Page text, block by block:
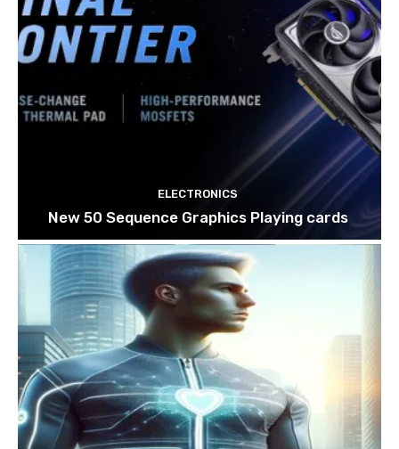
ELECTRONICS
New 50 Sequence Graphics Playing cards